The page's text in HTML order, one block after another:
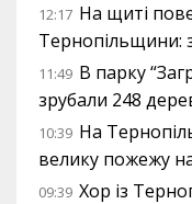
12:17 На щиті
Тернопільщини:
11:49 В парку
зрубали 248
10:39 На
велику пожежу
09:39 Хор із